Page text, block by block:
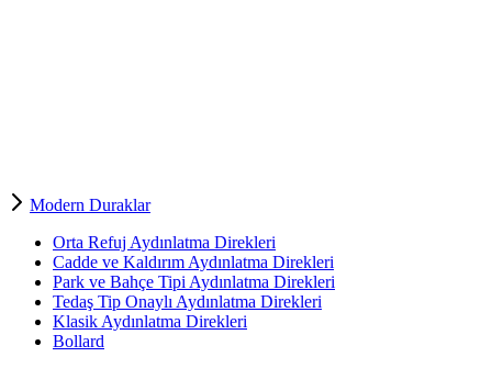
Modern Duraklar
Orta Refuj Aydınlatma Direkleri
Cadde ve Kaldırım Aydınlatma Direkleri
Park ve Bahçe Tipi Aydınlatma Direkleri
Tedaş Tip Onaylı Aydınlatma Direkleri
Klasik Aydınlatma Direkleri
Bollard